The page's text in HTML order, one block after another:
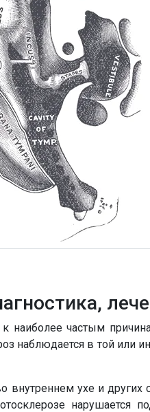
наиболее частым
наблюдается в той или
внутреннем ухе и
нарушается